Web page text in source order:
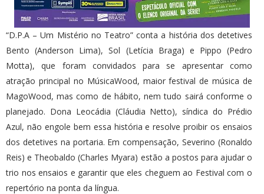
“D.P.A – Um Mistério no Teatro” conta a história dos detetives
Bento (Anderson Lima), Sol (Letícia Braga) e Pippo (Pedro
Motta), que foram convidados para se apresentar como
atração principal no MúsicaWood, maior festival de música de
MagoWood, mas como de hábito, nem tudo sairá conforme o
planejado. Dona Leocádia (Cláudia Netto), síndica do Prédio
Azul, não engole bem essa história e resolve proibir os ensaios
dos detetives na portaria. Em compensação, Severino (Ronaldo
Reis) e Theobaldo (Charles Myara) estão a postos para ajudar o
trio nos ensaios e garantir que eles cheguem ao Festival com o
repertório na ponta da língua.